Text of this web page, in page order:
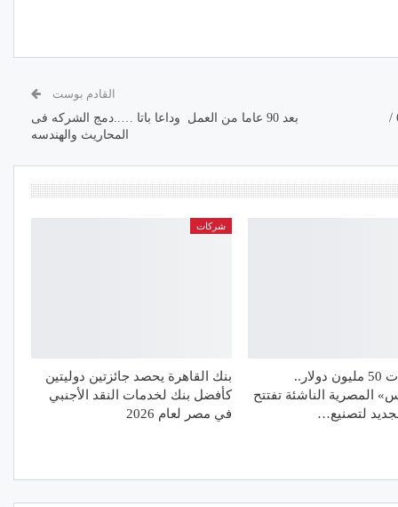
مصر الجديده تنعش البورصه المصريه صباح الثلاثاء6/6 /
القادم بوست
بعد 90 عاما من العمل وداعا باتا …..دمج الشركه فى
المحاريث والهندسه
باستثمارات 50 مليون دولار..
المصرية الناشئة تفتتح
لتصنيع…
شركات
بنك القاهرة يحصد جائزتين دوليتين
كأفضل بنك لخدمات النقد الأجنبي
في مصر لعام 2026